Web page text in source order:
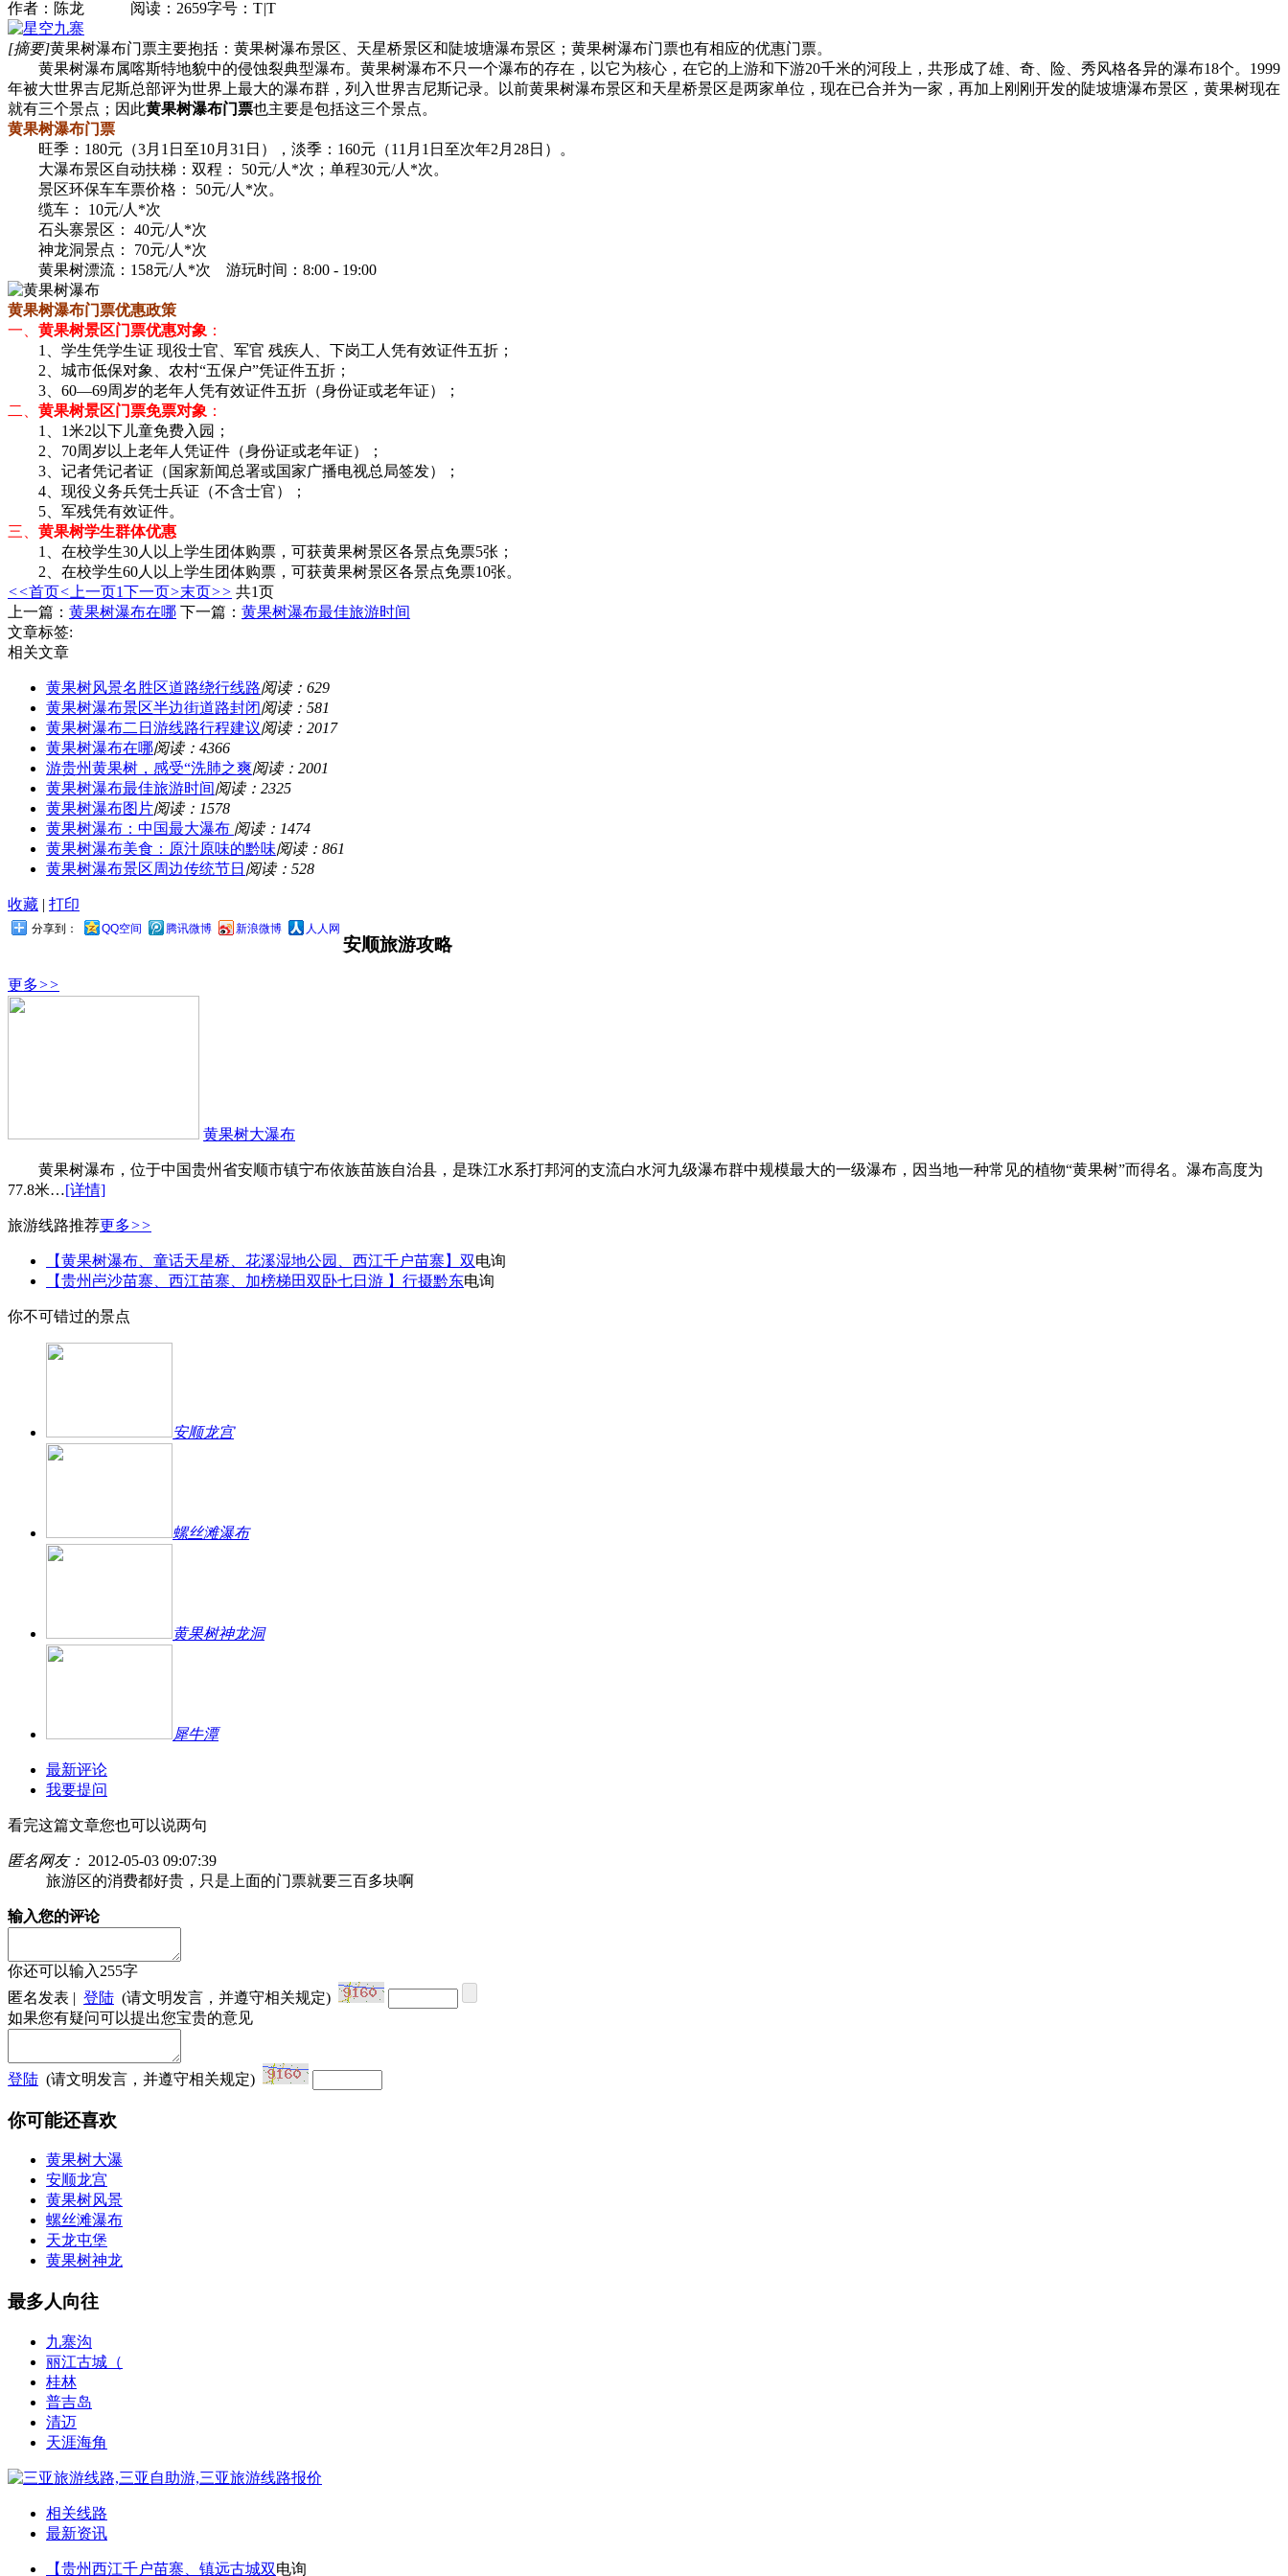
作者：陈龙 阅读：2659字号： T|T
[摘要]黄果树瀑布门票主要抱括：黄果树瀑布景区、天星桥景区和陡坡塘瀑布景区；黄果树瀑布门票也有相应的优惠门票。
黄果树瀑布属喀斯特地貌中的侵蚀裂典型瀑布。黄果树瀑布不只一个瀑布的存在，以它为核心，在它的上游和下游20千米的河段上，共形成了雄、奇、险、秀风格各异的瀑布18个。1999
年被大世界吉尼斯总部评为世界上最大的瀑布群，列入世界吉尼斯记录。以前黄果树瀑布景区和天星桥景区是两家单位，现在已合并为一家，再加上刚刚开发的陡坡塘瀑布景区，黄果树现在
就有三个景点；因此黄果树瀑布门票也主要是包括这三个景点。
黄果树瀑布门票
旺季：180元（3月1日至10月31日），淡季：160元（11月1日至次年2月28日）。
大瀑布景区自动扶梯：双程： 50元/人*次；单程30元/人*次。
景区环保车车票价格： 50元/人*次。
缆车： 10元/人*次
石头寨景区： 40元/人*次
神龙洞景点： 70元/人*次
黄果树漂流：158元/人*次 游玩时间：8:00 - 19:00
黄果树瀑布门票优惠政策
一、 黄果树景区门票优惠对象 ：
1、学生凭学生证 现役士官、军官 残疾人、下岗工人凭有效证件五折；
2、城市低保对象、农村“五保户”凭证件五折；
3、60—69周岁的老年人凭有效证件五折（身份证或老年证）；
二、 黄果树景区门票免票对象 ：
1、1米2以下儿童免费入园；
2、70周岁以上老年人凭证件（身份证或老年证）；
3、记者凭记者证（国家新闻总署或国家广播电视总局签发）；
4、现役义务兵凭士兵证（不含士官）；
5、军残凭有效证件。
三、 黄果树学生群体优惠
1、在校学生30人以上学生团体购票，可获黄果树景区各景点免票5张；
2、在校学生60人以上学生团体购票，可获黄果树景区各景点免票10张。
<<首页< 上一页1下一页>末页>> 共1页
上一篇： 黄果树瀑布在哪 下一篇： 黄果树瀑布最佳旅游时间
文章标签:
相关文章
黄果树风景名胜区道路绕行线路阅读：629
黄果树瀑布景区半边街道路封闭阅读：581
黄果树瀑布二日游线路行程建议阅读：2017
黄果树瀑布在哪阅读：4366
游贵州黄果树，感受“洗肺之爽阅读：2001
黄果树瀑布最佳旅游时间阅读：2325
黄果树瀑布图片阅读：1578
黄果树瀑布：中国最大瀑布 阅读：1474
黄果树瀑布美食：原汁原味的黔味阅读：861
黄果树瀑布景区周边传统节日 阅读：528
收藏 | 打印
分享到： QQ空间 腾讯微博 新浪微博 人人网
安顺旅游攻略
更多>>
黄果树大瀑布
黄果树瀑布，位于中国贵州省安顺市镇宁布依族苗族自治县，是珠江水系打邦河的支流白水河九级瀑布群中规模最大的一级瀑布，因当地一种常见的植物“黄果树”而得名。瀑布高度为
77.8米…[详情]
旅游线路推荐更多>>
【黄果树瀑布、童话天星桥、花溪湿地公园、西江千户苗寨】双电询
【贵州岜沙苗寨、西江苗寨、加榜梯田双卧七日游 】行摄黔东电询
你不可错过的景点
安顺龙宫
螺丝滩瀑布
黄果树神龙洞
犀牛潭
最新评论
我要提问
看完这篇文章您也可以说两句
匿名网友： 2012-05-03 09:07:39
旅游区的消费都好贵，只是上面的门票就要三百多块啊
输入您的评论
你还可以输入 255字
匿名发表 | 登陆 (请文明发言，并遵守相关规定)
如果您有疑问可以提出您宝贵的意见
登陆 (请文明发言，并遵守相关规定)
你可能还喜欢
黄果树大瀑
安顺龙宫
黄果树风景
螺丝滩瀑布
天龙屯堡
黄果树神龙
最多人向往
九寨沟
丽江古城（
桂林
普吉岛
清迈
天涯海角
相关线路
最新资讯
【贵州西江千户苗寨、镇远古城双电询